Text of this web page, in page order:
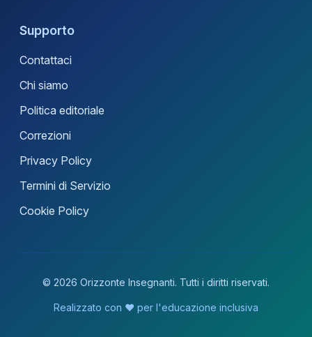
Supporto
Contattaci
Chi siamo
Politica editoriale
Correzioni
Privacy Policy
Termini di Servizio
Cookie Policy
© 2026 Orizzonte Insegnanti. Tutti i diritti riservati.
Realizzato con ❤️ per l'educazione inclusiva